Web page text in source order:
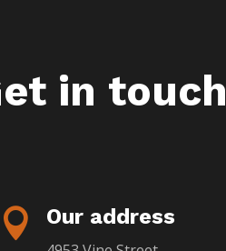
in touch
 Our address